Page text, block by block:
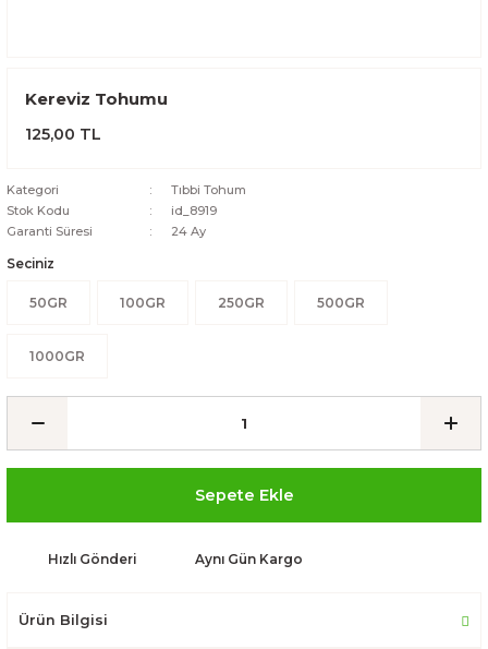
Kereviz Tohumu
125,00 TL
Kategori
Tıbbi Tohum
Stok Kodu
id_8919
Garanti Süresi
24 Ay
Seciniz
50GR 100GR 250GR 500GR
1000GR
Sepete Ekle
Hızlı Gönderi Aynı Gün Kargo
Ürün Bilgisi